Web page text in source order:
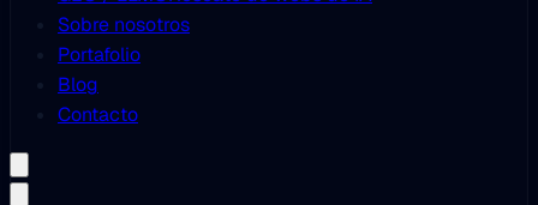
Sobre nosotros
Portafolio
Blog
Contacto